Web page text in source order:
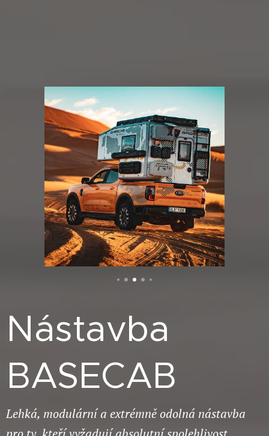
Nástavba
BASECAB
Lehká, modulární a extrémně odolná nástavba